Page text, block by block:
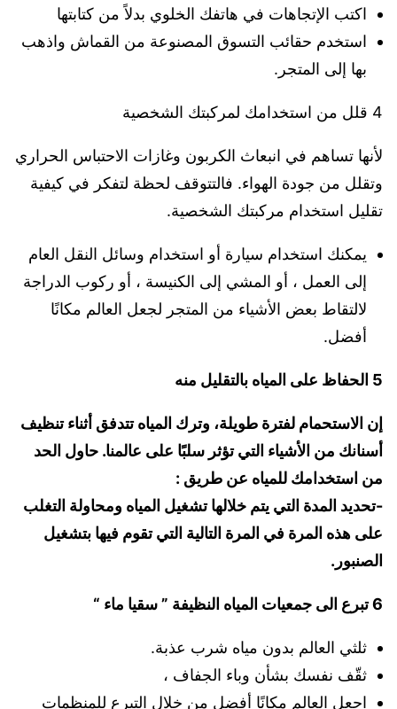
اكتب الإتجاهات في هاتفك الخلوي بدلاً من كتابتها
استخدم حقائب التسوق المصنوعة من القماش واذهب
بها إلى المتجر.
4 قلل من استخدامك لمركبتك الشخصية
لأنها تساهم في انبعاث الكربون وغازات الاحتباس الحراري
وتقلل من جودة الهواء. فالتتوقف لحظة لتفكر في كيفية
تقليل استخدام مركبتك الشخصية.
يمكنك استخدام سيارة أو استخدام وسائل النقل العام
إلى العمل ، أو المشي إلى الكنيسة ، أو ركوب الدراجة
لالتقاط بعض الأشياء من المتجر لجعل العالم مكانًا
أفضل.
5 الحفاظ على المياه بالتقليل منه
إن الاستحمام لفترة طويلة، وترك المياه تتدفق أثناء تنظيف
أسنانك من الأشياء التي تؤثر سلبًا على عالمنا. حاول الحد
من استخدامك للمياه عن طريق :
-تحديد المدة التي يتم خلالها تشغيل المياه ومحاولة التغلب
على هذه المرة في المرة التالية التي تقوم فيها بتشغيل
الصنبور.
6 تبرع الى جمعيات المياه النظيفة ” سقيا ماء “
ثلثي العالم بدون مياه شرب عذبة.
ثقّف نفسك بشأن وباء الجفاف ،
اجعل العالم مكانًا أفضل من خلال التبرع للمنظمات